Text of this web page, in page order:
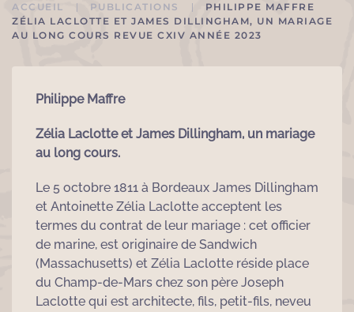
ACCUEIL PUBLICATIONS
PHILIPPE MAFFRE
ZÉLIA LACLOTTE ET JAMES DILLINGHAM, UN MARIAGE
AU LONG COURS REVUE CXIV ANNÉE 2023
Philippe Maffre
Zélia Laclotte et James Dillingham, un mariage
au long cours.
Le 5 octobre 1811 à Bordeaux James Dillingham
et Antoinette Zélia Laclotte acceptent les
termes du contrat de leur mariage : cet officier
de marine, est originaire de Sandwich
(Massachusetts) et Zélia Laclotte réside place
du Champ-de-Mars chez son père Joseph
Laclotte qui est architecte, fils, petit-fils, neveu